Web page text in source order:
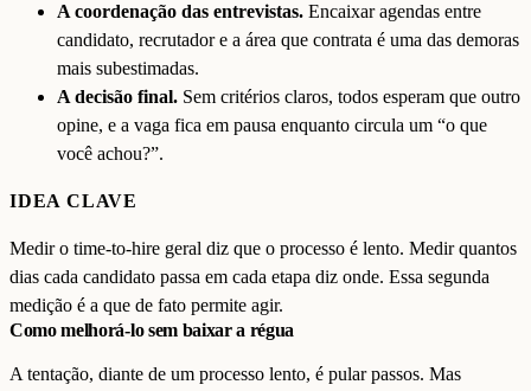
A coordenação das entrevistas. Encaixar agendas entre
candidato, recrutador e a área que contrata é uma das demoras
mais subestimadas.
A decisão final. Sem critérios claros, todos esperam que outro
opine, e a vaga fica em pausa enquanto circula um “o que
você achou?”.
IDEA CLAVE
Medir o time-to-hire geral diz que o processo é lento. Medir quantos
dias cada candidato passa em cada etapa diz onde. Essa segunda
medição é a que de fato permite agir.
Como melhorá-lo sem baixar a régua
A tentação, diante de um processo lento, é pular passos. Mas